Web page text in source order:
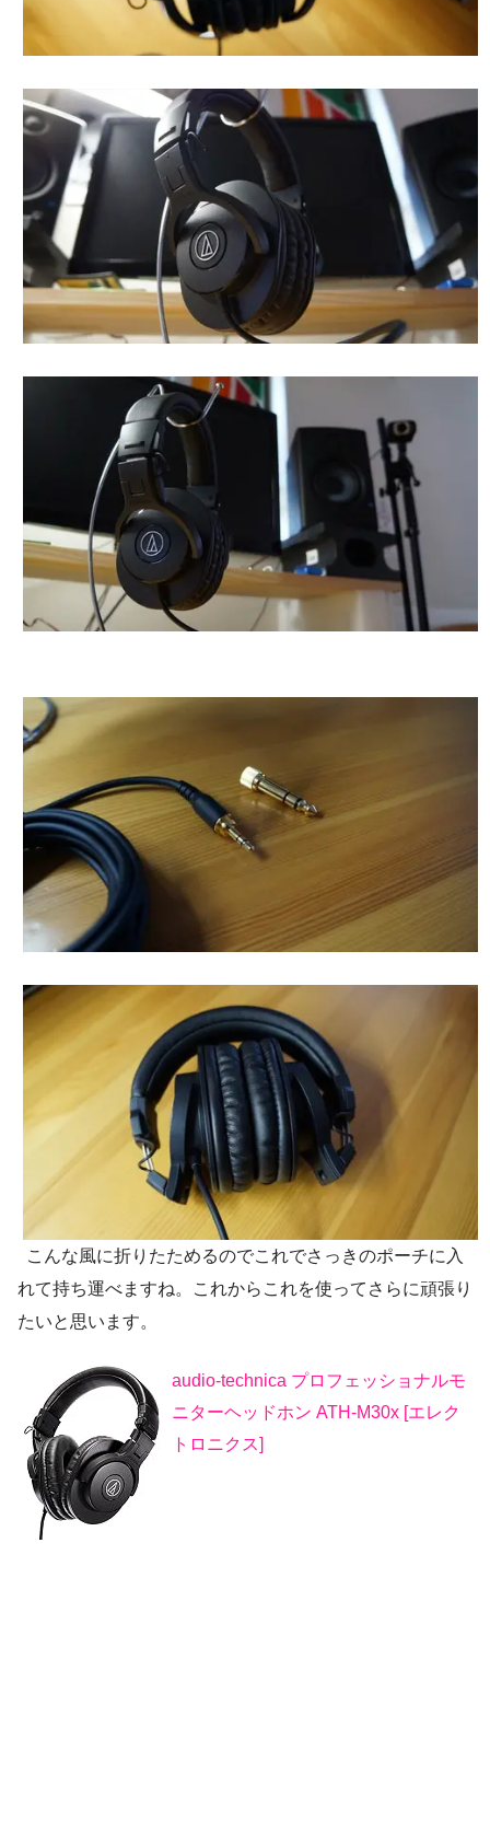
こんな風に折りたためるのでこれでさっきのポーチに入
れて持ち運べますね。これからこれを使ってさらに頑張り
たいと思います。
audio-technica プロフェッショナルモ
ニターヘッドホン ATH-M30x [エレク
トロニクス]